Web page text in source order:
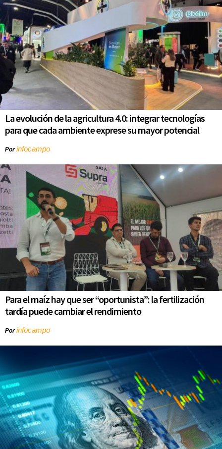
La evolución de la agricultura 4.0: integrar tecnologías
para que cada ambiente exprese su mayor potencial
Porinfocampo
Para el maíz hay que ser “oportunista”: la fertilización
tardía puede cambiar el rendimiento
Porinfocampo